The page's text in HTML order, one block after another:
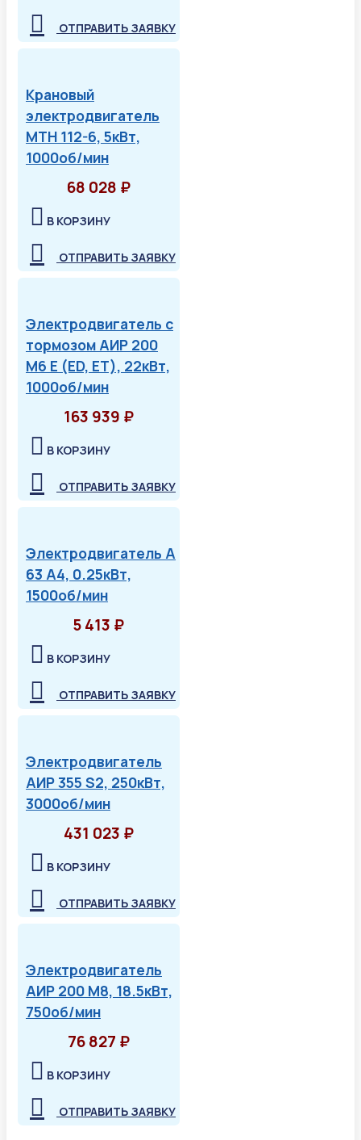
ОТПРАВИТЬ ЗАЯВКУ
Крановый
электродвигатель
МТН 112-6, 5кВт,
1000об/мин
68 028 ₽
В КОРЗИНУ
ОТПРАВИТЬ ЗАЯВКУ
Электродвигатель с
тормозом АИР 200
М6 Е (ED, ET), 22кВт,
1000об/мин
163 939 ₽
В КОРЗИНУ
ОТПРАВИТЬ ЗАЯВКУ
Электродвигатель А
63 А4, 0.25кВт,
1500об/мин
5 413 ₽
В КОРЗИНУ
ОТПРАВИТЬ ЗАЯВКУ
Электродвигатель
АИР 355 S2, 250кВт,
3000об/мин
431 023 ₽
В КОРЗИНУ
ОТПРАВИТЬ ЗАЯВКУ
Электродвигатель
АИР 200 М8, 18.5кВт,
750об/мин
76 827 ₽
В КОРЗИНУ
ОТПРАВИТЬ ЗАЯВКУ